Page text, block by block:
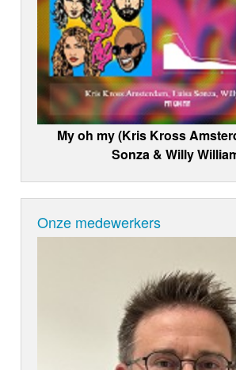
My oh my (Kris Kross
Sonza & Willy
Onze medewerkers